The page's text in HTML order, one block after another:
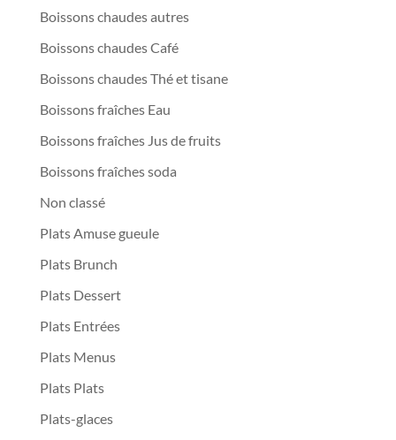
Boissons chaudes autres
Boissons chaudes Café
Boissons chaudes Thé et tisane
Boissons fraîches Eau
Boissons fraîches Jus de fruits
Boissons fraîches soda
Non classé
Plats Amuse gueule
Plats Brunch
Plats Dessert
Plats Entrées
Plats Menus
Plats Plats
Plats-glaces